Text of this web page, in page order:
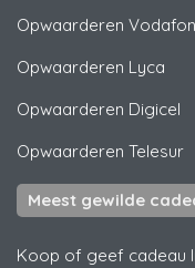
Opwaarderen
Opwaarderen Lyca
Opwaarderen Digicel
Opwaarderen Telesur
Meest gewilde
Koop of geef cadeau